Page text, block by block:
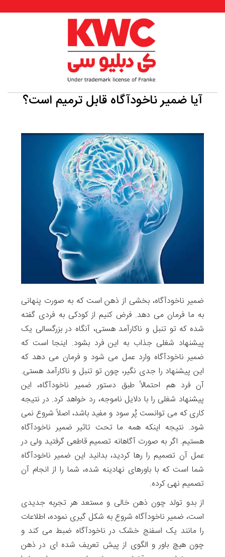
آیا ضمیر ناخودآگاه قابل ترمیم است؟
ضمیر ناخودآگاه، بخشی از ذهن است که به صورت پنهانی
به ما فرمان می دهد. فرض کنیم از کودکی به فردی گفته
شده که تو تنبل و ناکارآمد هستی، آنگاه در بزرگسالی یک
پیشنهاد شغلی جذاب به این فرد بشود. اینجا است که
ضمیر ناخودآگاه وارد عمل می شود و فرمان می دهد که
این پیشنهاد را جدی نگیر، چون تو تنبل و ناکارآمد هستی.
آن فرد هم احتمالاً طبق دستور ضمیر ناخودآگاه، این
پیشنهاد شغلی را با دلایل ناموجه، رد خواهد کرد. در نتیجه
کاری که می توانست پُر سود و مفید باشد، اصلاً شروع نمی
شود. نتیجه اینکه همه ما تحت تاثیر ضمیر ناخودآگاه
هستیم. اگر به صورت آگاهانه تصمیم قاطعی گرفتید ولی در
عمل آن تصمیم را رها کردید، بدانید این ضمیر ناخودآگاه
شما است که با باورهای نهادینه شده، شما را از انجام آن
تصمیم نهی کرده.
از بدو تولد چون ذهن خالی و مستعد هر تجربه جدیدی
است، ضمیر ناخودآگاه شروع به شکل گیری نموده، اطلاعات
را مانند یک اسفنج خشک در ناخودآگاه ضبط می کند و
چون هیچ باور و الگوی از پیش تعریف شده ای در ذهن